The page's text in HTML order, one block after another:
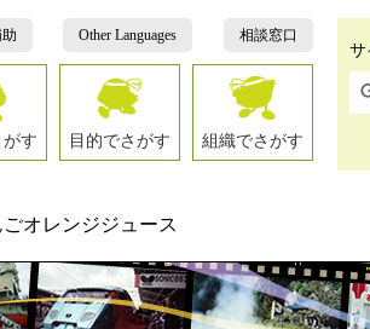
Other Languages 相談窓口
す 目的でさがす 組織でさがす
サ
オレンジジュース